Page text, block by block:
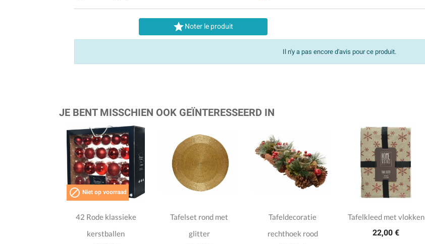
Noter le produit
Il n'y a pas encore d'avis pour ce produit.
JE BENT MISSCHIEN OOK GEÏNTERESSEERD IN
 Niet op voorraad
42 Rode klassieke
kerstballen
Tafelset rond met
glitter
Tafeldecoratie
rechthoek rood
Tafelkleed met vlokken
22,00 €